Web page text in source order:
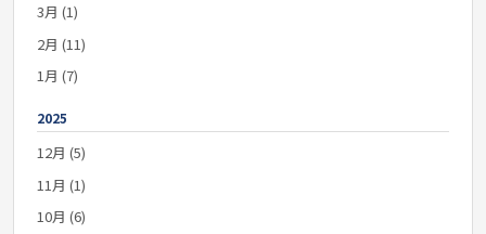
3月 (1)
2月 (11)
1月 (7)
2025
12月 (5)
11月 (1)
10月 (6)